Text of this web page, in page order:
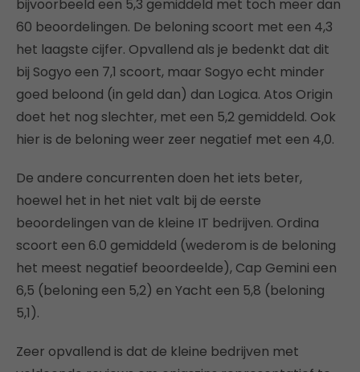
bijvoorbeeld een 5,3 gemiddeld met toch meer dan
60 beoordelingen. De beloning scoort met een 4,3
het laagste cijfer. Opvallend als je bedenkt dat dit
bij Sogyo een 7,1 scoort, maar Sogyo echt minder
goed beloond (in geld dan) dan Logica. Atos Origin
doet het nog slechter, met een 5,2 gemiddeld. Ook
hier is de beloning weer zeer negatief met een 4,0.
De andere concurrenten doen het iets beter,
hoewel het in het niet valt bij de eerste
beoordelingen van de kleine IT bedrijven. Ordina
scoort een 6.0 gemiddeld (wederom is de beloning
het meest negatief beoordeelde), Cap Gemini een
6,5 (beloning een 5,2) en Yacht een 5,8 (beloning
5,1).
Zeer opvallend is dat de kleine bedrijven met